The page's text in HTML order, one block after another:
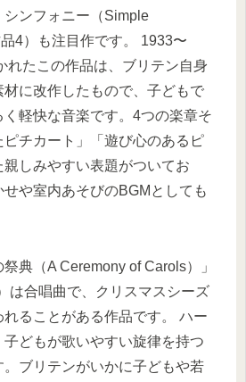
シンフォニー（Simple
4）も注目作です。 1933〜
れたこの作品は、ブリテン自身
に改作したもので、子どもで
く軽快な音楽です。4つの楽章そ
チカート」「遊び心のあるピ
しみやすい表題がついてお
や室内あそびのBGMとしても
典（A Ceremony of Carols）」
は合唱曲で、クリスマスシーズ
ることがある作品です。 ハー
どもが歌いやすい旋律を持つ
ブリテンがいかに子どもや若